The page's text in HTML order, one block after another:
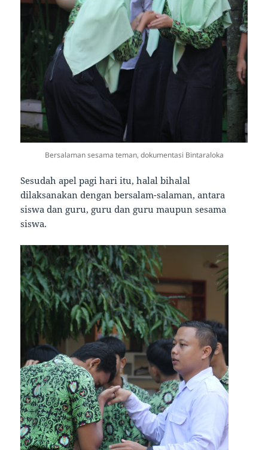
Bersalaman sesama teman, dokumentasi Bintaraloka
Sesudah apel pagi hari itu, halal bihalal
dilaksanakan dengan bersalam-salaman, antara
siswa dan guru, guru dan guru maupun sesama
siswa.